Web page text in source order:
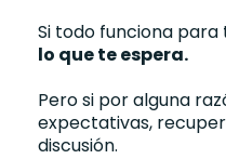
Si todo funciona para
lo que te espera.
Pero si por alguna
expectativas,
discusión.